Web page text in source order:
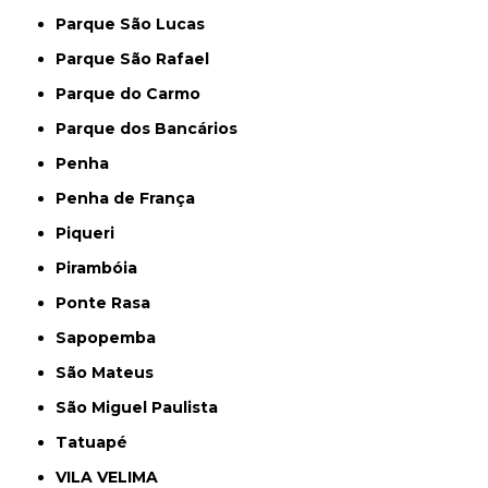
Parque São Lucas
Parque São Rafael
Parque do Carmo
Parque dos Bancários
Penha
Penha de França
Piqueri
Pirambóia
Ponte Rasa
Sapopemba
São Mateus
São Miguel Paulista
Tatuapé
VILA VELIMA